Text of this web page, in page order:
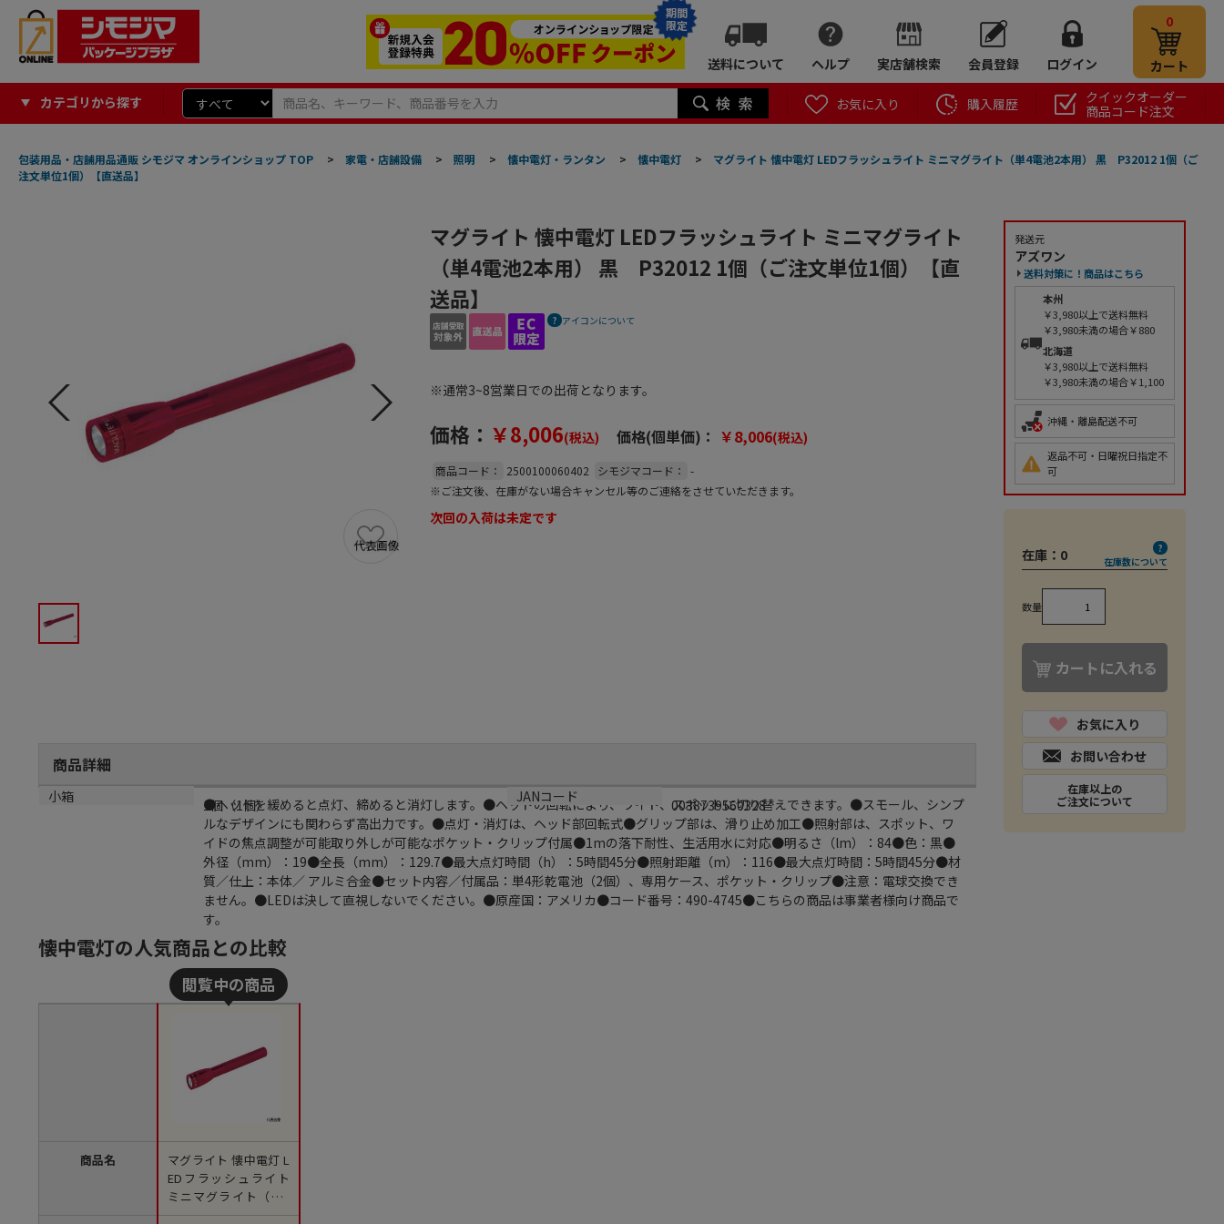
期間
限定
送料について ヘルプ 実店舗検索 会員登録 ログイン
0
カート
カテゴリから探す お気に入り 購入履歴
クイックオーダー
商品コード注文
包装用品・店舗用品通販 シモジマ オンラインショップ TOP > 家電・店舗設備 > 照明 > 懐中電灯・ランタン > 懐中電灯 >
マグライト 懐中電灯 LEDフラッシュライト ミニマグライト（単4電池2本用） 黒 P32012 1個（ご
注文単位1個）【直送品】
マグライト 懐中電灯 LEDフラッシュライト ミニマグライト
（単4電池2本用） 黒 P32012 1個（ご注文単位1個）【直
送品】
アイコンについて
※通常3~8営業日での出荷となります。
価格： ￥8,006(税込) 価格(個単価)： ￥8,006(税込)
商品コード： 2500100060402 シモジマコード：
-
※ご注文後、在庫がない場合キャンセル等のご連絡をさせていただきます。
次回の入荷は未定です
商品詳細
商品説明
●ヘッドを緩めると点灯、締めると消灯します。●ヘッドの回転により、ワイド、スポットに切り替えできます。●スモール、シンプ
ルなデザインにも関わらず高出力です。●点灯・消灯は、ヘッド部回転式●グリップ部は、滑り止め加工●照射部は、スポット、ワ
イドの焦点調整が可能取り外しが可能なポケット・クリップ付属●1mの落下耐性、生活用水に対応●明るさ（lm）：84●色：黒●
外径（mm）：19●全長（mm）：129.7●最大点灯時間（h）：5時間45分●照射距離（m）：116●最大点灯時間：5時間45分●材
質／仕上：本体／ アルミ合金●セット内容／付属品：単4形乾電池（2個）、専用ケース、ポケット・クリップ●注意：電球交換でき
ません。●LEDは決して直視しないでください。●原産国：アメリカ●コード番号：490-4745●こちらの商品は事業者様向け商品で
す。
小箱
1個（1個）
JANコード
0038739560328
発送元
アズワン
送料対策に！商品はこちら
本州
￥3,980以上で送料無料
￥3,980未満の場合￥880
北海道
￥3,980以上で送料無料
￥3,980未満の場合￥1,100
沖縄・離島配送不可
返品不可・日曜祝日指定不
可
在庫： 0 在庫数について
数量
カートに入れる
お気に入り
お問い合わせ
在庫以上の
ご注文について
懐中電灯の人気商品との比較
商品名
マグライト 懐中電灯 L
EDフラッシュライト
ミニマグライト（単4
電池2本用） 黒 P320